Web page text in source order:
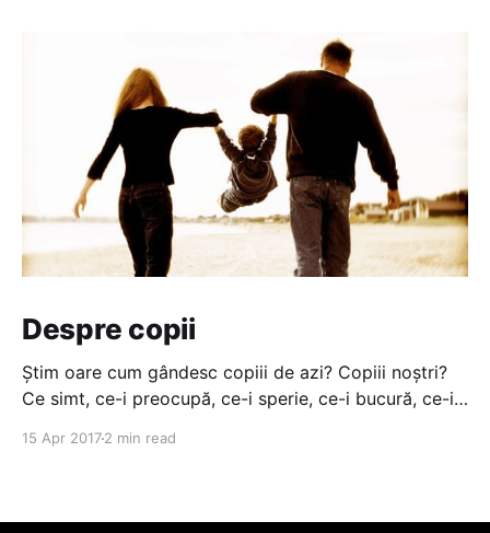
Despre copii
Știm oare cum gândesc copiii de azi? Copiii noștri?
Ce simt, ce-i preocupă, ce-i sperie, ce-i bucură, ce-i
fac sau pe unde sunt. N-avem timp. Toată ziua la
15 Apr 20172 min read